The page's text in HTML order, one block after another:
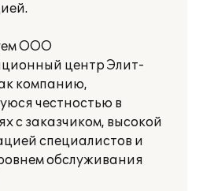
ООО
центр Элит-
компанию,
честностью в
с заказчиком, высокой
специалистов и
обслуживания